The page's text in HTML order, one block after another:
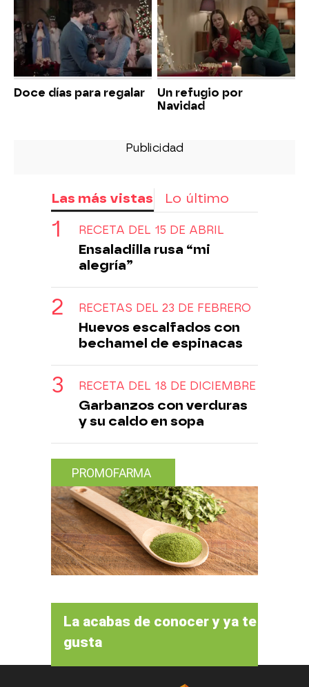
Doce días para regalar
Un refugio por
Navidad
Las más vistas Lo último
RECETA DEL 15 DE ABRIL
Ensaladilla rusa “mi
alegría”
RECETAS DEL 23 DE FEBRERO
Huevos escalfados con
bechamel de espinacas
RECETA DEL 18 DE DICIEMBRE
Garbanzos con verduras
y su caldo en sopa
PROMOFARMA
La acabas de conocer y ya te
gusta